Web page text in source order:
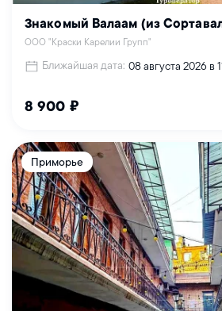
Знакомый Валаам (из
ООО "Краски Карелии Групп"
Ближайшая дата: 08 августа 2026 в
8 900 ₽
Приморье